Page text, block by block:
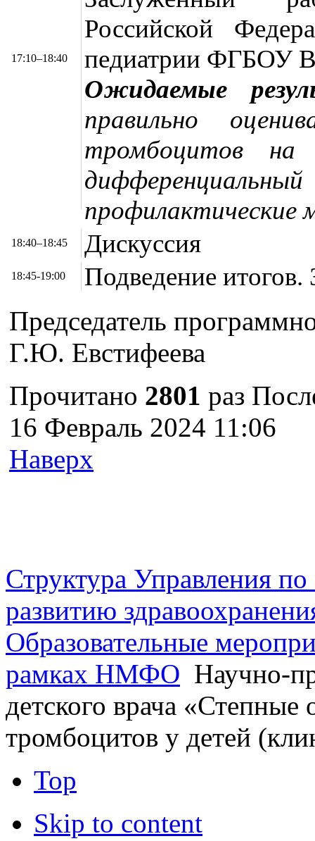
17:10–18:40
Российской
педиатрии ФГБОУ
Ожидаемые
правильно
тромбоцитов на
профилактические
18:40–18:45 Дискуссия
18:45-19:00 Подведение
Председатель
Г.Ю. Евстифеева
Прочитано 2801 раз
16 Февраль 2024 11:06
Наверх
Структура Управления
развитию
Образовательные
рамках НМФО Научно-
детского врача «Степные
тромбоцитов у детей
Top
Skip to content